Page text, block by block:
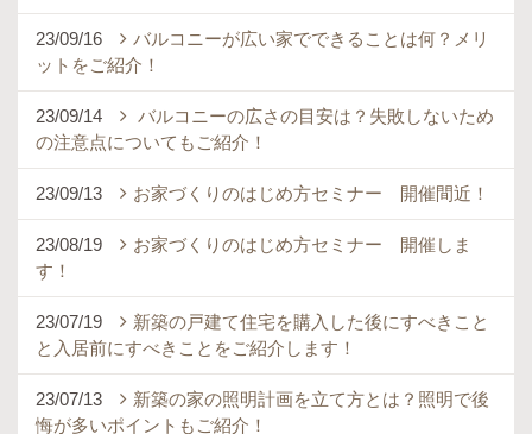
23/09/16
バルコニーが広い家でできることは何？メリ
ットをご紹介！
23/09/14
バルコニーの広さの目安は？失敗しないため
の注意点についてもご紹介！
23/09/13 お家づくりのはじめ方セミナー 開催間近！
23/08/19
お家づくりのはじめ方セミナー 開催しま
す！
23/07/19
新築の戸建て住宅を購入した後にすべきこと
と入居前にすべきことをご紹介します！
23/07/13
新築の家の照明計画を立て方とは？照明で後
悔が多いポイントもご紹介！